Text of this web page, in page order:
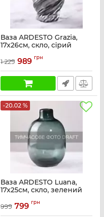
Ваза ARDESTO Grazia,
17х26см, скло, сірий
1 229 989 грн
-20.02 %
Ваза ARDESTO Luana,
17х25см, скло, зелений
Артикул: AR3840
999 799 грн